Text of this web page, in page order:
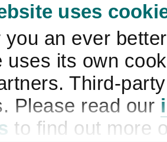
uses
you an ever
uses its own
Third-
Please read our
to find out more